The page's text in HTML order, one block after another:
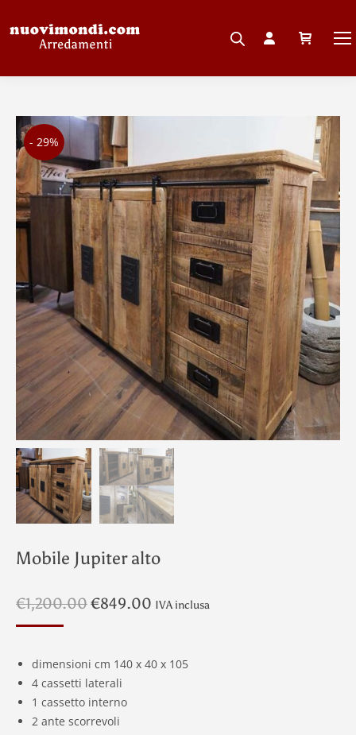
- 29%
Mobile Jupiter alto
€1,200.00Il
era:
€1,200.00.
€849.00 Il
è:
IVA inclusa
dimensioni cm 140 x 40 x 105
4 cassetti laterali
1 cassetto interno
2 ante scorrevoli